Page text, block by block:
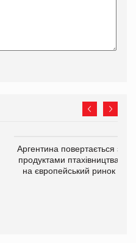
Аргентина повертається з
продуктами птахівництва
на європейський ринок